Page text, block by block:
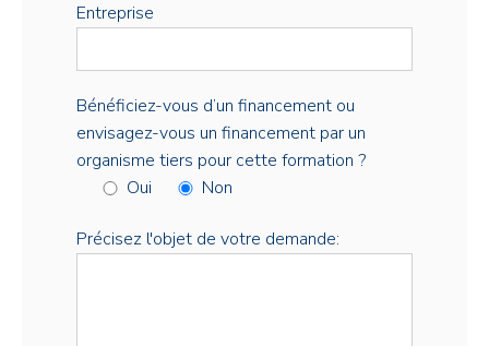
Entreprise
Bénéficiez-vous d’un financement ou
envisagez-vous un financement par un
organisme tiers pour cette formation ?
Oui
Non
Précisez l'objet de votre demande: